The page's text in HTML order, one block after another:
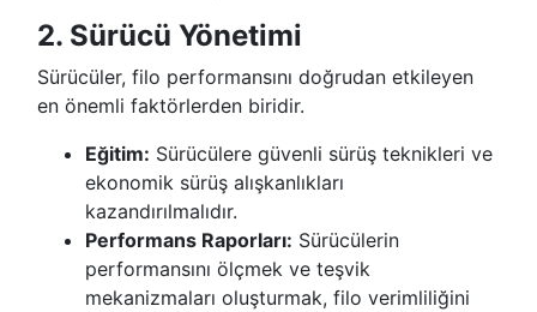
2. Sürücü Yönetimi
Sürücüler, filo performansını doğrudan etkileyen
en önemli faktörlerden biridir.
Eğitim: Sürücülere güvenli sürüş teknikleri ve
ekonomik sürüş alışkanlıkları
kazandırılmalıdır.
Performans Raporları: Sürücülerin
performansını ölçmek ve teşvik
mekanizmaları oluşturmak, filo verimliliğini